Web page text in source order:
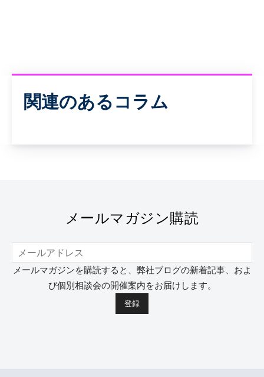
関連のあるコラム
メールマガジン購読
メールマガジンを購読すると、弊社ブログの新着記事、およ
び個別相談会の開催案内をお届けします。